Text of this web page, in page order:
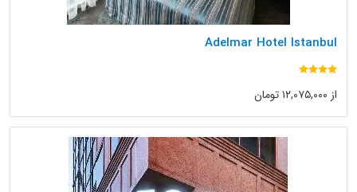
Adelmar Hotel Istanbul
از ۱۲,۰۷۵,۰۰۰ تومان